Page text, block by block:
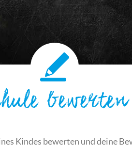
bewerten
Kindes bewerten und deine